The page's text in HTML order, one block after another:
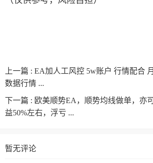
上一篇 : EA加人工风控 5w账户 行情配合
数据行情 ...
下一篇 : 欧美顺势EA，顺势均线做单，亦
益50%左右，浮亏 ...
暂无评论